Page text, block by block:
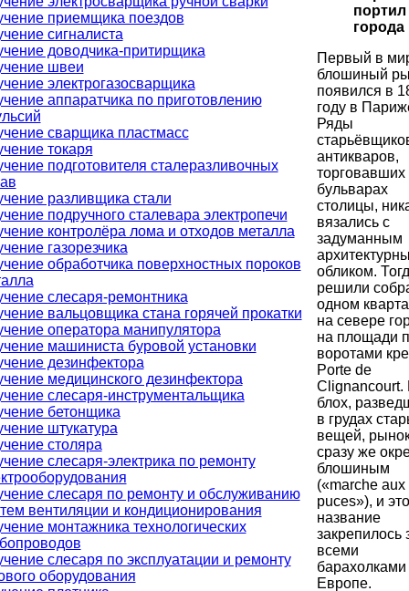
приемщика поездов
сигналиста
доводчика-притирщика
швеи
электрогазосварщика
аппаратчика по приготовлению
сварщика пластмасс
токаря
подготовителя сталеразливочных
разливщика стали
подручного сталевара электропечи
контролёра лома и отходов металла
газорезчика
обработчика поверхностных пороков
слесаря-ремонтника
вальцовщика стана горячей прокатки
оператора манипулятора
машиниста буровой установки
дезинфектора
медицинского дезинфектора
слесаря-инструментальщика
бетонщика
штукатура
столяра
слесаря-электрика по ремонту
слесаря по ремонту и обслуживанию
вентиляции и кондиционирования
монтажника технологических
слесаря по эксплуатации и ремонту
оборудования
города
Первый в
блошиный
появился в
году в
Ряды
антикваров,
торговавших
бульварах
столицы,
вязались с
задуманным
обликом.
решили
одном
на севере
на площади
воротами
Porte de
Clignancourt.
блох,
в грудах
вещей,
сразу же
блошиным
(«marche aux
puces»), и это
название
закрепилось
всеми
барахолками
Европе.